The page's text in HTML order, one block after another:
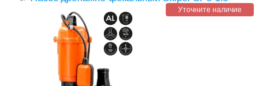
Уточните наличие